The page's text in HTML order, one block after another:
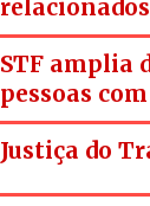
STF amplia
pessoas
Justiça do